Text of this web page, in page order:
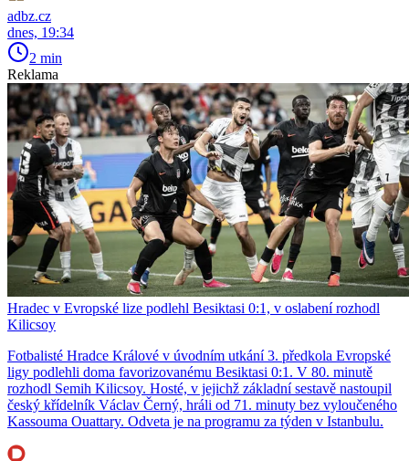
adbz.cz
dnes, 19:34
2 min
Reklama
Hradec v Evropské lize podlehl Besiktasi 0:1, v oslabení rozhodl
Kilicsoy
Fotbalisté Hradce Králové v úvodním utkání 3. předkola Evropské
ligy podlehli doma favorizovanému Besiktasi 0:1. V 80. minutě
rozhodl Semih Kilicsoy. Hosté, v jejichž základní sestavě nastoupil
český křídelník Václav Černý, hráli od 71. minuty bez vyloučeného
Kassouma Ouattary. Odveta je na programu za týden v Istanbulu.